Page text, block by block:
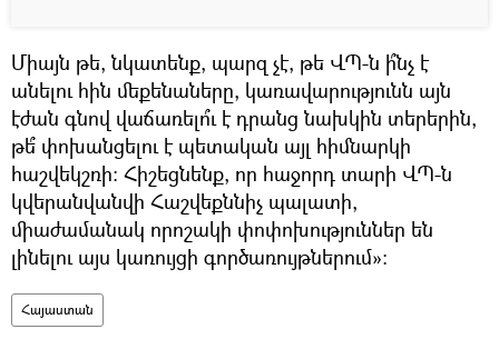
Միայն թե, նկատենք, պարզ չէ, թե ՎՊ-ն ի՞նչ է
անելու հին մեքենաները, կառավարությունն այն
էժան գնով վաճառելո՞ւ է դրանց նախկին տերերին,
թե՞ փոխանցելու է պետական այլ հիմնարկի
հաշվեկշռի: Հիշեցնենք, որ հաջորդ տարի ՎՊ-ն
կվերանվանվի Հաշվեքննիչ պալատի,
միաժամանակ որոշակի փոփոխություններ են
լինելու այս կառույցի գործառույթներում»:
Հայաստան